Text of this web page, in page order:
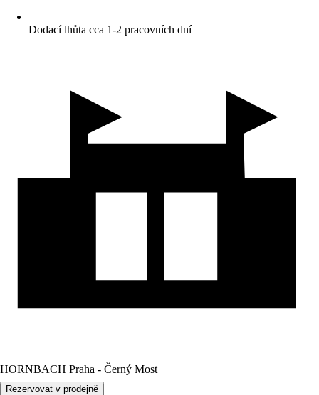
Dodací lhůta cca 1-2 pracovních dní
HORNBACH Praha - Černý Most
Rezervovat v prodejně